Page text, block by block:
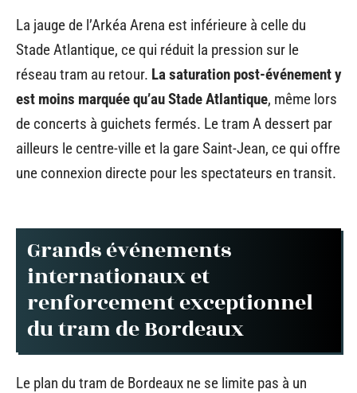
La jauge de l’Arkéa Arena est inférieure à celle du
Stade Atlantique, ce qui réduit la pression sur le
réseau tram au retour. La saturation post-événement y
est moins marquée qu’au Stade Atlantique, même lors
de concerts à guichets fermés. Le tram A dessert par
ailleurs le centre-ville et la gare Saint-Jean, ce qui offre
une connexion directe pour les spectateurs en transit.
Grands événements
internationaux et
renforcement exceptionnel
du tram de Bordeaux
Le plan du tram de Bordeaux ne se limite pas à un